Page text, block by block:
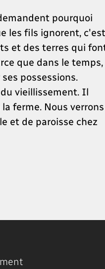
pourquoi
les fils ignorent, c'est
et des terres qui
que dans le temps,
possessions.
vieillissement. Il
ferme. Nous verrons
et de paroisse chez